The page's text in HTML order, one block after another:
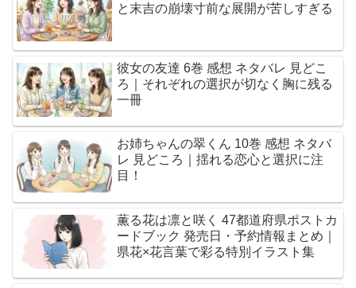
と末吉の崩壊寸前な展開が苦しすぎる
彼女の友達 6巻 感想 ネタバレ 見どこ
ろ｜それぞれの選択が切なく胸に残る
一冊
お姉ちゃんの翠くん 10巻 感想 ネタバ
レ 見どころ｜揺れる恋心と選択に注
目！
薫る花は凛と咲く 47都道府県ポストカ
ードブック 発売日・予約情報まとめ｜
県花×花言葉で彩る特別イラスト集